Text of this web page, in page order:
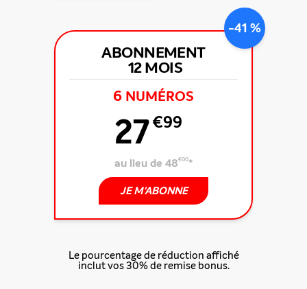
-41 %
ABONNEMENT
12 MOIS
6 NUMÉROS
27€99
au lieu de 48€00*
JE M'ABONNE
Le pourcentage de réduction affiché
inclut vos 30% de remise bonus.